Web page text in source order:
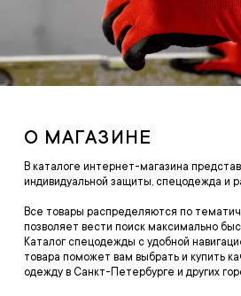
О МАГАЗИНЕ
В каталоге интернет-магазина
индивидуальной защиты, спецодежда и
Все товары распределяются по
позволяет вести поиск максимально
Каталог спецодежды с удобной
товара поможет вам выбрать и купить
одежду в Санкт-Петербурге и других